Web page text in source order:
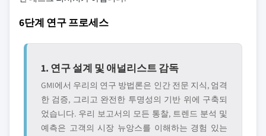
6단계 연구 프로세스
1. 연구 설계 및 애널리스트 감독
GMI에서 우리의 연구 방법론은 인간 전문 지식, 엄격
한 검증, 그리고 완전한 투명성의 기반 위에 구축되
었습니다. 우리 보고서의 모든 통찰, 트렌드 분석 및
예측은 고객의 시장 뉴앙스를 이해하는 경험 있는